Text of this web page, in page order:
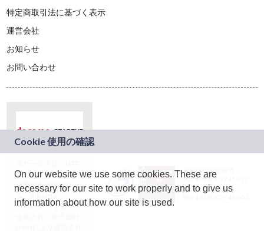
特定商取引法に基づく表示
運営会社
お知らせ
お問い合わせ
ドコモグループの新
規事業創出プログラ
ム「docomo
STARTUP」を通じて
JASRAC許諾番号：
9024936001Y45037
JASRAC許諾番号：
On our website we use some cookies. These are
necessary for our site to work properly and to give us
information about how our site is used.